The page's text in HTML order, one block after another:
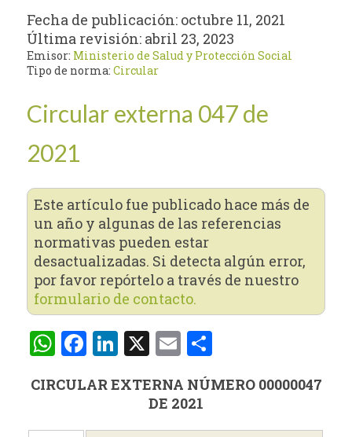
Fecha de publicación: octubre 11, 2021
Última revisión: abril 23, 2023
Emisor: Ministerio de Salud y Protección Social
Tipo de norma:Circular
Circular externa 047 de
2021
Este artículo fue publicado hace más de
un año y algunas de las referencias
normativas pueden estar
desactualizadas. Si detecta algún error,
por favor repórtelo a través de nuestro
formulario de contacto.
WhatsApp
Facebook
LinkedIn
X Email
CIRCULAR EXTERNA NÚMERO 00000047
DE 2021